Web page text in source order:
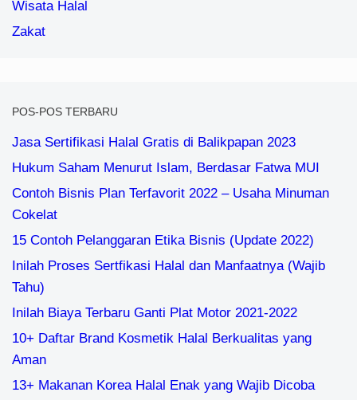
Wisata Halal
Zakat
POS-POS TERBARU
Jasa Sertifikasi Halal Gratis di Balikpapan 2023
Hukum Saham Menurut Islam, Berdasar Fatwa MUI
Contoh Bisnis Plan Terfavorit 2022 – Usaha Minuman
Cokelat
15 Contoh Pelanggaran Etika Bisnis (Update 2022)
Inilah Proses Sertfikasi Halal dan Manfaatnya (Wajib
Tahu)
Inilah Biaya Terbaru Ganti Plat Motor 2021-2022
10+ Daftar Brand Kosmetik Halal Berkualitas yang
Aman
13+ Makanan Korea Halal Enak yang Wajib Dicoba